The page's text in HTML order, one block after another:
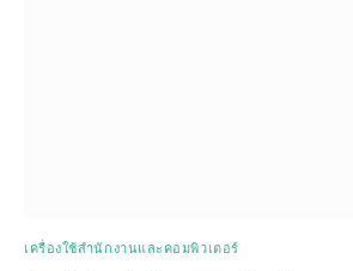
เครื่องใช้สำนักงานและคอมพิวเตอร์